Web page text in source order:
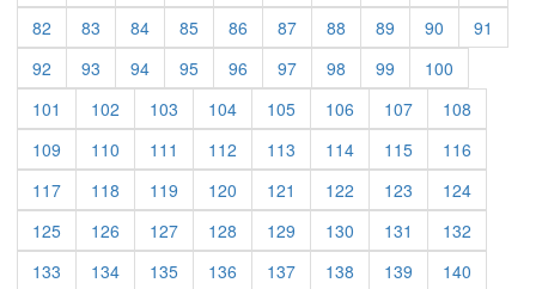
82
83 84 85 86 87 88 89 90
91
92
93 94 95 96 97 98 99
100
101
102 103 104 105 106 107
108
109
110 111 112 113 114 115
116
117
118 119 120 121 122 123
124
125
126 127 128 129 130 131
132
133
134 135 136 137 138 139 140